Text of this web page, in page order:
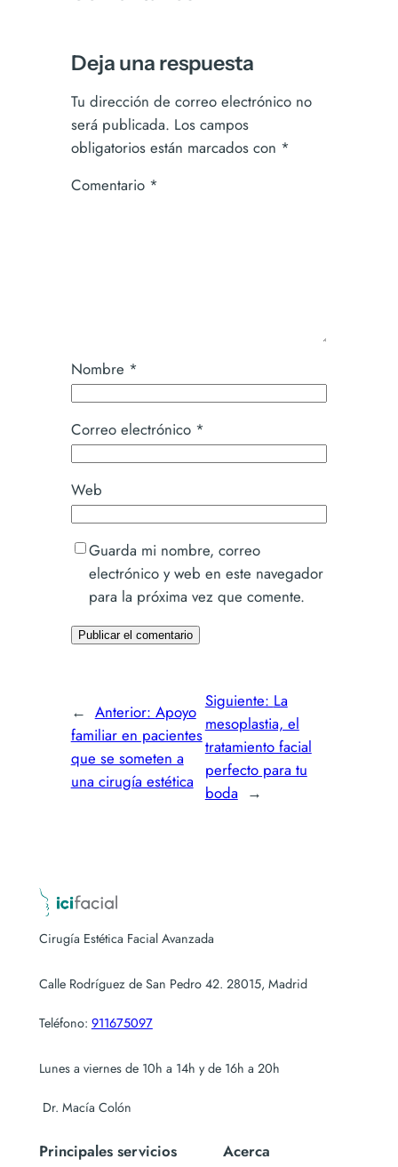
Deja una respuesta
Tu dirección de correo electrónico no
será publicada. Los campos
obligatorios están marcados con *
Comentario *
Nombre *
Correo electrónico *
Web
Guarda mi nombre, correo
electrónico y web en este navegador
para la próxima vez que comente.
← Anterior: Apoyo
familiar en pacientes
que se someten a
una cirugía estética
Siguiente: La
mesoplastia, el
tratamiento facial
perfecto para tu
boda →
Cirugía Estética Facial Avanzada
Calle Rodríguez de San Pedro 42. 28015, Madrid
Teléfono: 911675097
Lunes a viernes de 10h a 14h y de 16h a 20h
Dr. Macía Colón
Principales servicios Acerca